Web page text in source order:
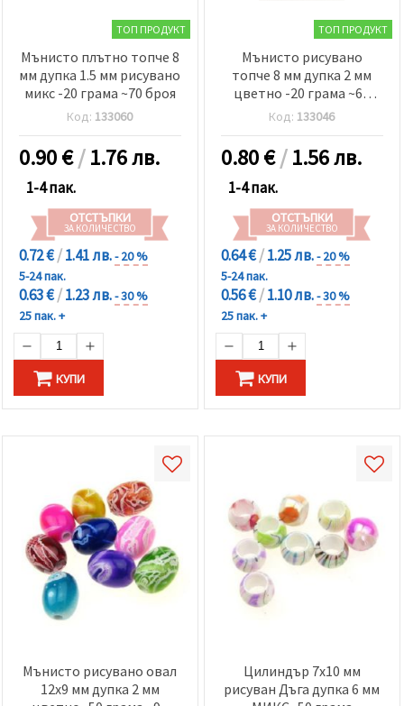
ТОП ПРОДУКТ
Мънисто плътно топче 8
мм дупка 1.5 мм рисувано
микс -20 грама ~70 броя
Код: 133060
0.90€/1.76 лв.
1-4 пак.
ОТСТЪПКИ
ЗА КОЛИЧЕСТВО
0.72 €/1.41 лв.- 20 %
5-24 пак.
0.63 €/1.23 лв.- 30 %
25 пак. +
КУПИ
ТОП ПРОДУКТ
Мънисто рисувано
топче 8 мм дупка 2 мм
цветно -20 грама ~62
броя
Код: 133046
0.80€/1.56 лв.
1-4 пак.
ОТСТЪПКИ
ЗА КОЛИЧЕСТВО
0.64 €/1.25 лв.- 20 %
5-24 пак.
0.56 €/1.10 лв.- 30 %
25 пак. +
КУПИ
Мънисто рисувано овал
12х9 мм дупка 2 мм
Цилиндър 7x10 мм
рисуван Дъга дупка 6 мм